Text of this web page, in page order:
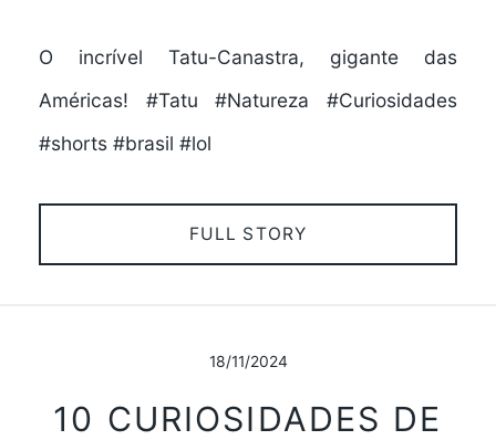
O incrível Tatu-Canastra, gigante das
Américas! #Tatu #Natureza #Curiosidades
#shorts #brasil #lol
FULL STORY
18/11/2024
10 CURIOSIDADES DE